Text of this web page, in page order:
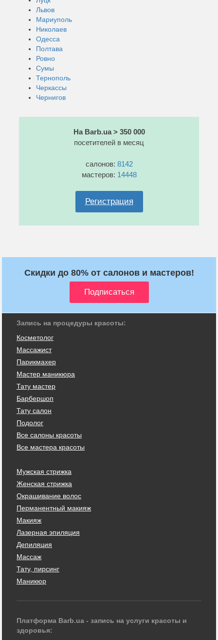
Львов
Мариуполь
Николаев
Одесса
Полтава
Ровно
Сумы
Тернополь
Черкассы
Чернигов
На Barb.ua > 350 000
посетителей в месяц
салонов: 8142
мастеров: 14448
Регистрация
Скидки до 80% от салонов и мастеров!
Запись на процедуры красоты:
Косметолог
Массажист
Парикмахер
Мастер маникюра
Тату мастер
Барбершоп
Тату салон
Подолог
Все салоны красоты
Все мастера красоты
Мужская стрижка
Женская стрижка
Окрашивание волос
Перманентный макияж
Макияж
Лазерная эпиляция
Депиляция
Массаж
Тату, пирсинг
Маникюр
Платформа Barb.ua - запись на услуги красоты и
здоровья: